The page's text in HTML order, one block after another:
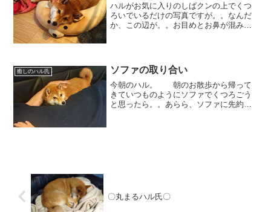
ハルがお気に入りのしばクンの上でくつ
ろいでいるだけの写真ですが。。なんだ
か、この辺が。。お目めとお鼻が混み合
ころんと寝がえりを打ってあっさ...
癒しのハル氏 ソファの取り合い
今朝のハル。 朝のお散歩から帰って
きていつものようにソファでくつろごう
と思ったら。。あらら、ソファに先約が
〇丸まるハル氏〇